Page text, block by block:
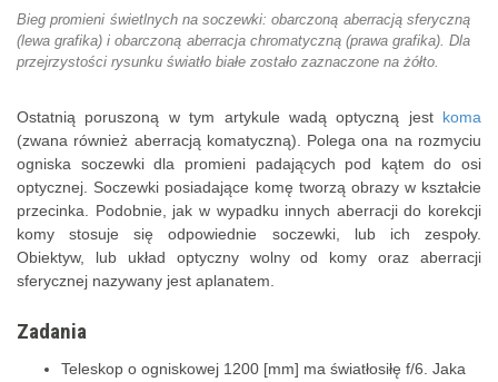
Bieg promieni świetlnych na soczewki: obarczoną aberracją sferyczną
(lewa grafika) i obarczoną aberracja chromatyczną (prawa grafika). Dla
przejrzystości rysunku światło białe zostało zaznaczone na żółto.
Ostatnią poruszoną w tym artykule wadą optyczną jest koma
(zwana również aberracją komatyczną). Polega ona na rozmyciu
ogniska soczewki dla promieni padających pod kątem do osi
optycznej. Soczewki posiadające komę tworzą obrazy w kształcie
przecinka. Podobnie, jak w wypadku innych aberracji do korekcji
komy stosuje się odpowiednie soczewki, lub ich zespoły.
Obiektyw, lub układ optyczny wolny od komy oraz aberracji
sferycznej nazywany jest aplanatem.
Zadania
Teleskop o ogniskowej 1200 [mm] ma światłosiłę f/6. Jaka